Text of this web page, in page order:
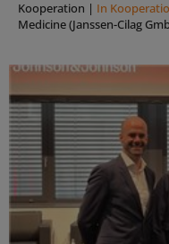
Kooperation | In
Medicine (Janssen-Cilag